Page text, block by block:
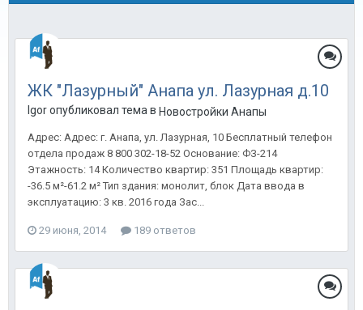
ЖК "Лазурный" Анапа ул. Лазурная д.10
Igor опубликовал тема в Новостройки Анапы
Адрес: Адрес: г. Анапа, ул. Лазурная, 10 Бесплатный телефон
отдела продаж 8 800 302-18-52 Основание: ФЗ-214
Этажность: 14 Количество квартир: 351 Площадь квартир:
-36.5 м²-61.2 м² Тип здания: монолит, блок Дата ввода в
эксплуатацию: 3 кв. 2016 года Зас...
29 июня, 2014 189 ответов